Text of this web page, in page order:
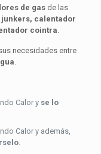
de gas de las
calentador
cointra
necesidades entre
Calor y se lo
Calor y además,